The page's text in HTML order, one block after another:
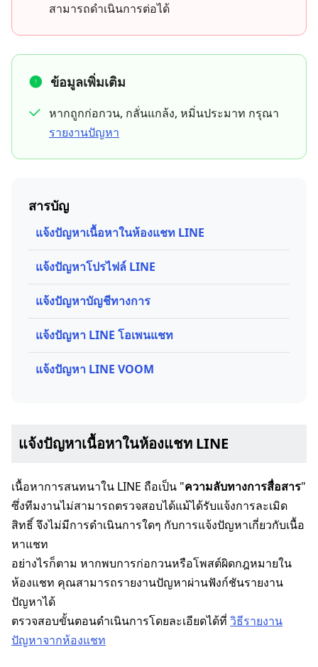
สามารถดำเนินการต่อได้
ข้อมูลเพิ่มเติม
หากถูกก่อกวน, กลั่นแกล้ง, หมิ่นประมาท กรุณา
รายงานปัญหา
สารบัญ
แจ้งปัญหาเนื้อหาในห้องแชท LINE
แจ้งปัญหาโปรไฟล์ LINE
แจ้งปัญหาบัญชีทางการ
แจ้งปัญหา LINE โอเพนแชท
แจ้งปัญหา LINE VOOM
แจ้งปัญหาเนื้อหาในห้องแชท LINE
เนื้อหาการสนทนาใน LINE ถือเป็น "ความลับทางการสื่อสาร"
ซึ่งทีมงานไม่สามารถตรวจสอบได้แม้ได้รับแจ้งการละเมิด
สิทธิ์ จึงไม่มีการดำเนินการใดๆ กับการแจ้งปัญหาเกี่ยวกับเนื้อ
หาแชท
อย่างไรก็ตาม หากพบการก่อกวนหรือโพสต์ผิดกฎหมายใน
ห้องแชท คุณสามารถรายงานปัญหาผ่านฟังก์ชันรายงาน
ปัญหาได้
ตรวจสอบขั้นตอนดำเนินการโดยละเอียดได้ที่ วิธีรายงาน
ปัญหาจากห้องแชท